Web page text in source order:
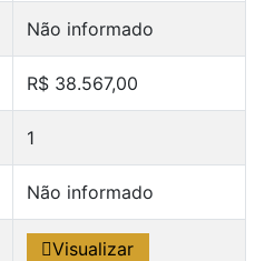
Não informado
R$ 38.567,00
1
Não informado
Visualizar